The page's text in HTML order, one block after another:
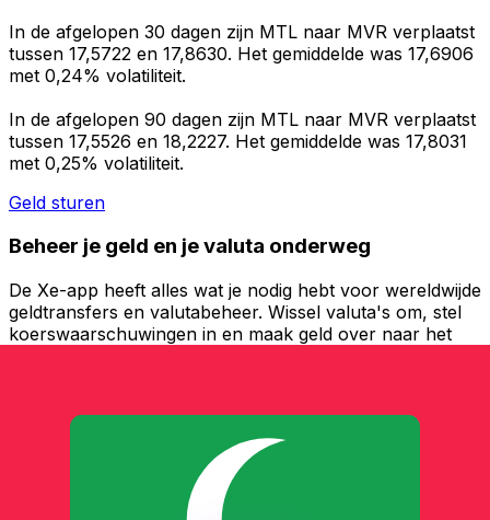
In de afgelopen 30 dagen zijn MTL naar MVR verplaatst
tussen 17,5722 en 17,8630. Het gemiddelde was 17,6906
met 0,24% volatiliteit.
In de afgelopen 90 dagen zijn MTL naar MVR verplaatst
tussen 17,5526 en 18,2227. Het gemiddelde was 17,8031
met 0,25% volatiliteit.
Geld sturen
Beheer je geld en je valuta onderweg
De Xe-app heeft alles wat je nodig hebt voor wereldwijde
geldtransfers en valutabeheer. Wissel valuta's om, stel
koerswaarschuwingen in en maak geld over naar het